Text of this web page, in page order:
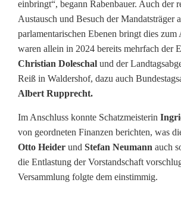
k
t
m
o
t
i
v
i
einbringt“, begann Rabenbauer. Auch der
Austausch und Besuch der Mandatsträger
parlamentarischen Ebenen bringt dies zum
waren allein in 2024 bereits mehrfach der
Christian Doleschal und der
Reiß in Waldershof, dazu auch
Albert Rupprecht.
Im Anschluss konnte Schatzmeisterin
von geordneten Finanzen berichten, was
Otto Heider und Stefan Neumann auch
die Entlastung der Vorstandschaft
Versammlung folgte dem einstimmig.